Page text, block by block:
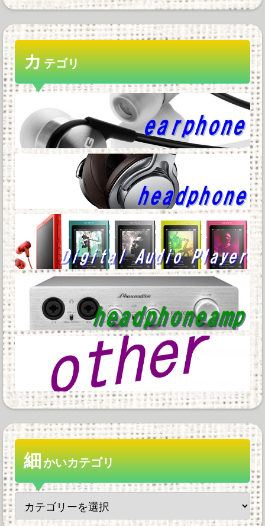
【画像】電車の『ドア横キープマン』、炎上
wwwwwwww
ワイ「iPhone高いなあAndroidに変える
か・・・おっこれええやん！」...
WindowsってCopilotってAI押してるの？必要
ないんだけど他
【悲報】ショートスリーパー堀さんと高須クリ
ニック、ライブ配信中に大喧嘩他
洋服の青山も空調ウェアを発売ｗｗｗｗｗｗ他
Powered by livedoor 相互RSS
カテゴリ
細かいカテゴリ